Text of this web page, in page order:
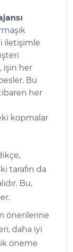
iletişimle
işin her
Bu
her
kopmalar
tarafın da
Bu,
önerilerine
daha iyi
öneme